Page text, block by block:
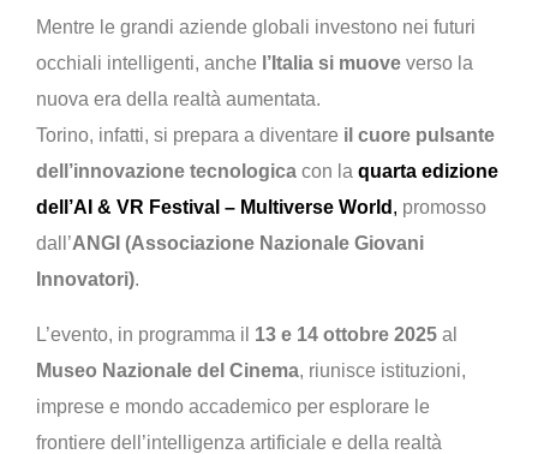
Mentre le grandi aziende globali investono nei futuri
occhiali intelligenti, anche l’Italia si muove verso la
nuova era della realtà aumentata.
Torino, infatti, si prepara a diventare il cuore pulsante
dell’innovazione tecnologica con la quarta edizione
dell’AI & VR Festival – Multiverse World , promosso
dall’ANGI (Associazione Nazionale Giovani
Innovatori).
L’evento, in programma il 13 e 14 ottobre 2025 al
Museo Nazionale del Cinema, riunisce istituzioni,
imprese e mondo accademico per esplorare le
frontiere dell’intelligenza artificiale e della realtà